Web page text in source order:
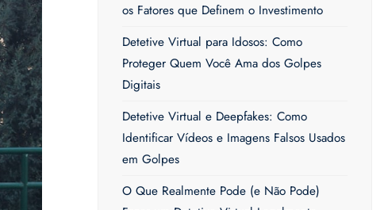
os Fatores que Definem o Investimento
Detetive Virtual para Idosos: Como
Proteger Quem Você Ama dos Golpes
Digitais
Detetive Virtual e Deepfakes: Como
Identificar Vídeos e Imagens Falsos Usados
em Golpes
O Que Realmente Pode (e Não Pode)